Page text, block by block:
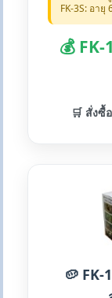
FK-3S: อา
💰
🛒 สั่งซื้
🥔 FK-